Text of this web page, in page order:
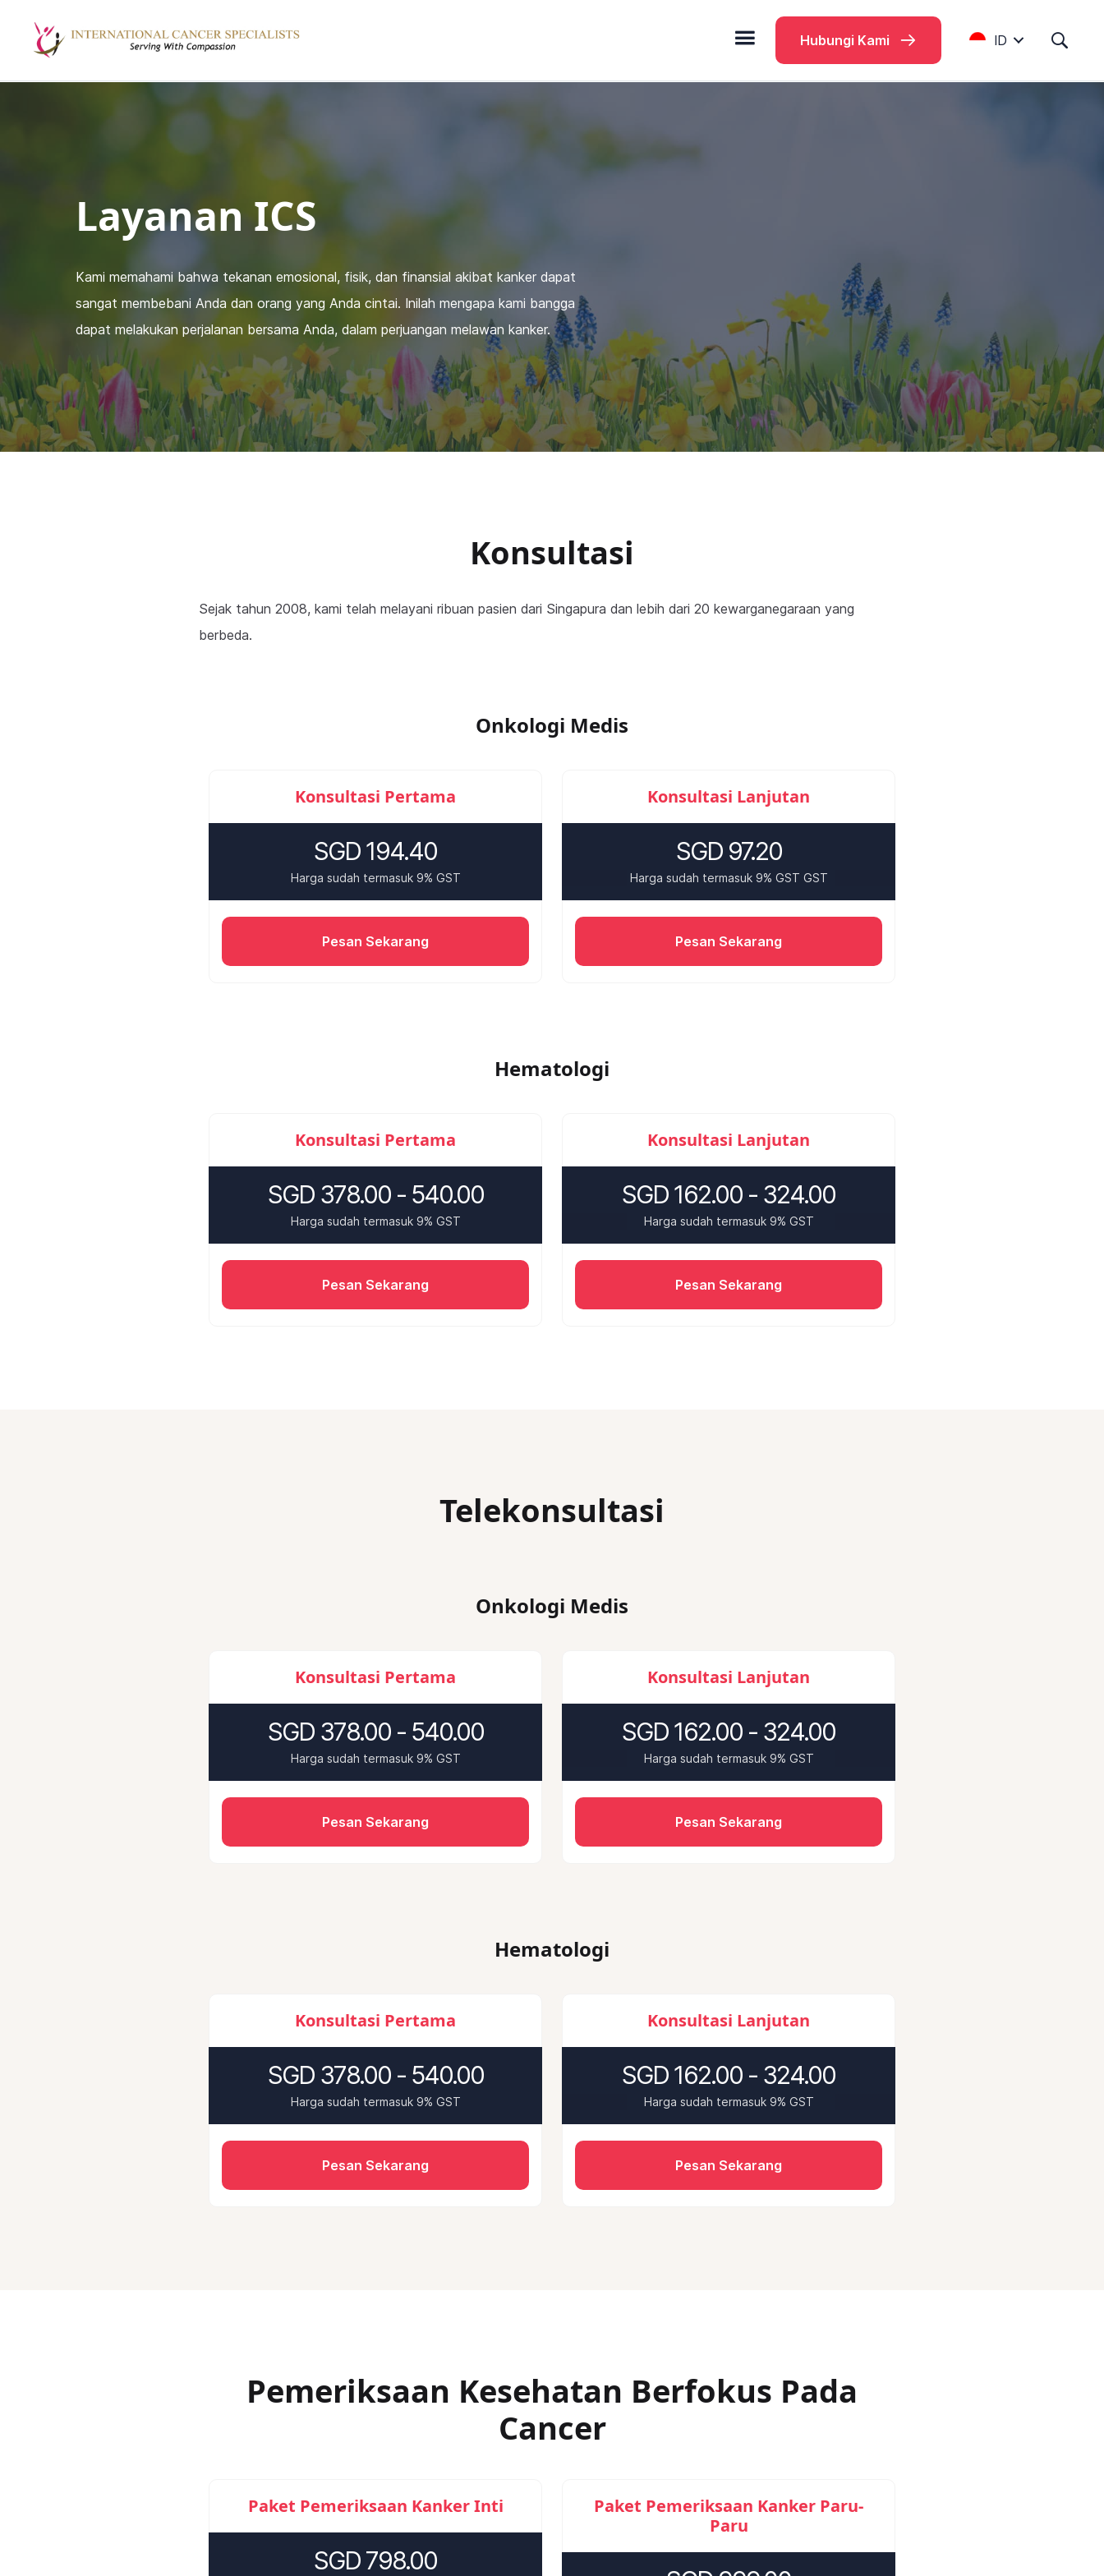
Hubungi Kami ID
Layanan ICS
Kami memahami bahwa tekanan emosional, fisik, dan finansial akibat kanker dapat
sangat membebani Anda dan orang yang Anda cintai. Inilah mengapa kami bangga
dapat melakukan perjalanan bersama Anda, dalam perjuangan melawan kanker.
Konsultasi
Sejak tahun 2008, kami telah melayani ribuan pasien dari Singapura dan lebih dari 20 kewarganegaraan yang
berbeda.
Onkologi Medis
Konsultasi Pertama
SGD 194.40
Harga sudah termasuk 9% GST
Pesan Sekarang
Konsultasi Lanjutan
SGD 97.20
Harga sudah termasuk 9% GST GST
Pesan Sekarang
Hematologi
Konsultasi Pertama
SGD 378.00 - 540.00
Harga sudah termasuk 9% GST
Pesan Sekarang
Konsultasi Lanjutan
SGD 162.00 - 324.00
Harga sudah termasuk 9% GST
Pesan Sekarang
Telekonsultasi
Onkologi Medis
Konsultasi Pertama
SGD 378.00 - 540.00
Harga sudah termasuk 9% GST
Pesan Sekarang
Konsultasi Lanjutan
SGD 162.00 - 324.00
Harga sudah termasuk 9% GST
Pesan Sekarang
Hematologi
Konsultasi Pertama
SGD 378.00 - 540.00
Harga sudah termasuk 9% GST
Pesan Sekarang
Konsultasi Lanjutan
SGD 162.00 - 324.00
Harga sudah termasuk 9% GST
Pesan Sekarang
Pemeriksaan Kesehatan Berfokus Pada
Cancer
Paket Pemeriksaan Kanker Inti
SGD 798.00
Paket Pemeriksaan Kanker Paru-
Paru